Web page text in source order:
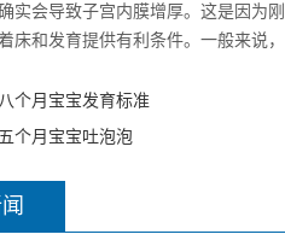
实会导致子宫内膜增厚。这是因为
床和发育提供有利条件。一般来说
个月宝宝发育标准
个月宝宝吐泡泡